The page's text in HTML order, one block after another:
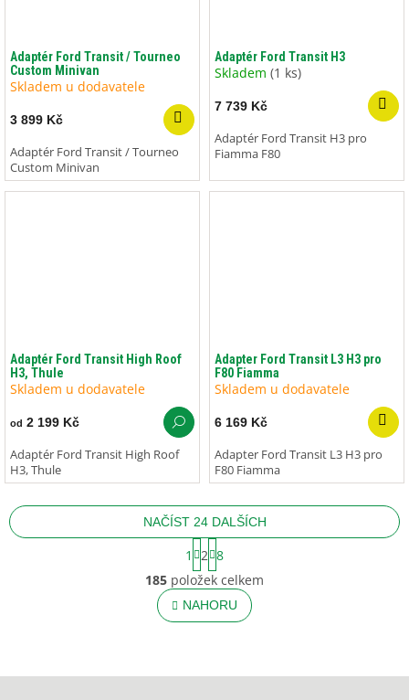
Adaptér Ford Transit / Tourneo
Custom Minivan
Skladem u dodavatele
3 899 Kč
Adaptér Ford Transit / Tourneo
Custom Minivan
Adaptér Ford Transit H3
Skladem (1 ks)
7 739 Kč
Adaptér Ford Transit H3 pro
Fiamma F80
Adaptér Ford Transit High Roof
H3, Thule
Skladem u dodavatele
od 2 199 Kč
Adaptér Ford Transit High Roof
H3, Thule
Adapter Ford Transit L3 H3 pro
F80 Fiamma
Skladem u dodavatele
6 169 Kč
Adapter Ford Transit L3 H3 pro
F80 Fiamma
O
v
l
á
c
NAČÍST 24 DALŠÍCH
S
t
r
á
n
k
1 2 8
185 položek celkem
NAHORU